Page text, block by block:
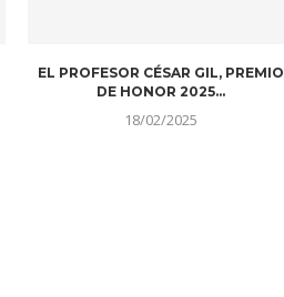
EL PROFESOR CÉSAR GIL, PREMIO
DE HONOR 2025...
18/02/2025